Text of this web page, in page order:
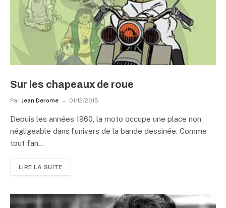
Sur les chapeaux de roue
Par Jean Derome 01/12/2015
Depuis les années 1960, la moto occupe une place non
négligeable dans l’univers de la bande dessinée. Comme
tout fan…
LIRE LA SUITE